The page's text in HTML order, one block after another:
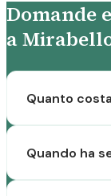
Domande
a
Quanto
Quando ha